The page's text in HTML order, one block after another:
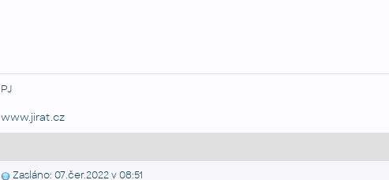
PJ
www.jirat.cz
Zasláno: 07.čer.2022 v 08:51